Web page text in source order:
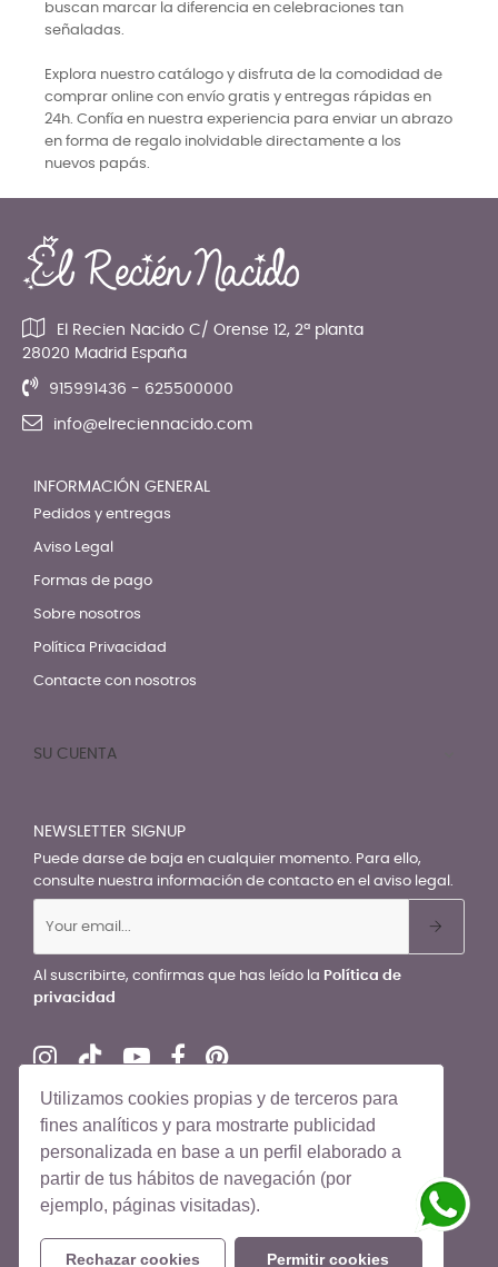
Utilizamos cookies propias y de terceros para
fines analíticos y para mostrarte publicidad
personalizada en base a un perfil elaborado a
partir de tus hábitos de navegación (por
ejemplo, páginas visitadas).
Rechazar cookies Permitir cookies
buscan marcar la diferencia en celebraciones tan
señaladas.
Explora nuestro catálogo y disfruta de la comodidad de
comprar online con envío gratis y entregas rápidas en
24h. Confía en nuestra experiencia para enviar un abrazo
en forma de regalo inolvidable directamente a los
nuevos papás.
El Recien Nacido C/ Orense 12, 2ª planta
28020 Madrid España
915991436 - 625500000
info@elreciennacido.com
INFORMACIÓN GENERAL
Pedidos y entregas
Aviso Legal
Formas de pago
Sobre nosotros
Política Privacidad
Contacte con nosotros
SU CUENTA
NEWSLETTER SIGNUP
Puede darse de baja en cualquier momento. Para ello,
consulte nuestra información de contacto en el aviso legal.
Al suscribirte, confirmas que has leído la Política de
privacidad
© El Recién Nacido 2026. Todos los derechos reservados